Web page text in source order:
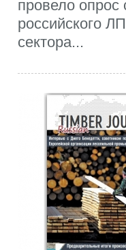
провело опрос
российского
сектора...